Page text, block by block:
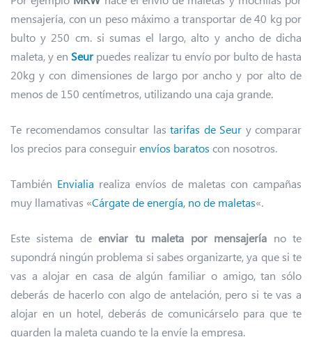
mensajería, con un peso máximo a transportar de 40 kg por
bulto y 250 cm. si sumas el largo, alto y ancho de dicha
maleta, y en Seurpuedes realizar tu envío por bulto de hasta
20kg y con dimensiones de largo por ancho y por alto de
menos de 150 centímetros, utilizando una caja grande.
Te recomendamos consultar las tarifas de Seur y comparar
los precios para conseguirenvíos baratos con nosotros.
También Envialia realiza envíos de maletas con campañas
muy llamativas «Cárgate de energía, no de maletas«.
Este sistema deenviar tu maleta por mensajería no te
supondrá ningún problema si sabes organizarte, ya que si te
vas a alojar en casa de algún familiar o amigo, tan sólo
deberás de hacerlo con algo de antelación, pero si te vas a
alojar en un hotel, deberás de comunicárselo para que te
guarden la maleta cuando te la envíe la empresa.